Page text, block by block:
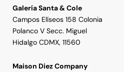
Galería Santa & Cole
Campos Elíseos 158 Colonia
Polanco V Secc. Miguel
Hidalgo CDMX, 11560
Maison Diez Company